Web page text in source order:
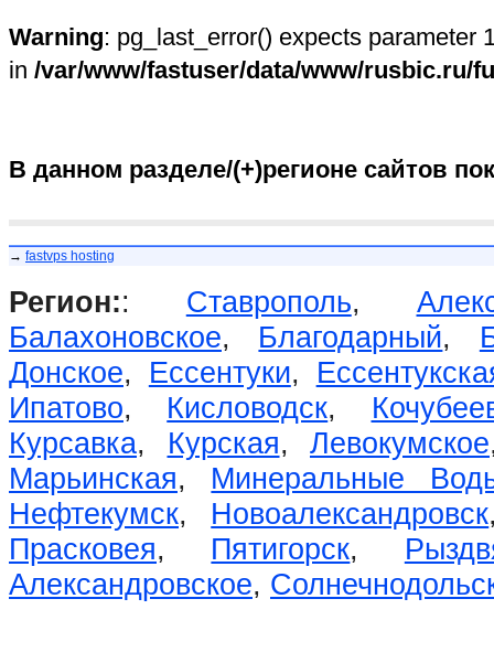
Warning: pg_last_error() expects parameter
in /var/www/fastuser/data/www/rusbic.ru/
В данном разделе/(+)регионе сайтов
→ fastvps hosting
Регион:: Ставрополь,
Балахоновское, Благодарный,
Донское, Ессентуки,
Ипатово, Кисловодск,
Курсавка, Курская, Левокумское
Марьинская, Минеральные
Нефтекумск, Новоалександровск
Прасковея, Пятигорск,
Александровское,